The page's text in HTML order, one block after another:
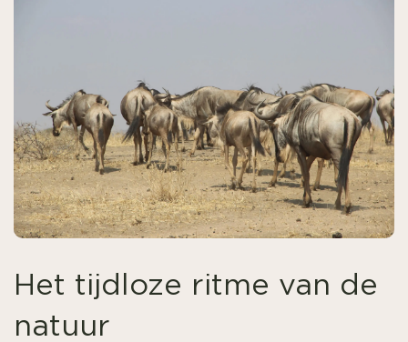
Het tijdloze ritme van de
natuur